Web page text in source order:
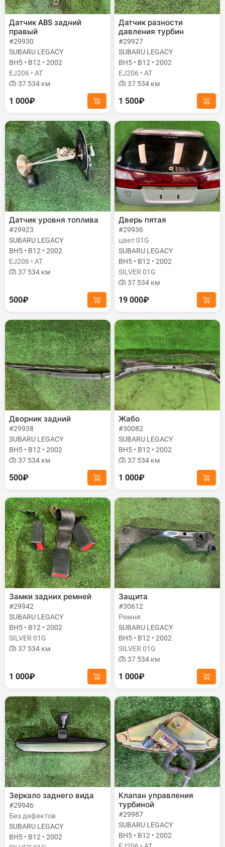
Датчик ABS задний
правый
#29930
SUBARU LEGACY
BH5 • B12 • 2002
EJ206 • AT
37 534 км
1 000₽
Датчик разности
давления турбин
#29927
SUBARU LEGACY
BH5 • B12 • 2002
EJ206 • AT
37 534 км
1 500₽
Датчик уровня топлива
#29923
SUBARU LEGACY
BH5 • B12 • 2002
EJ206 • AT
37 534 км
500₽
Дверь пятая
#29936
цвет 01G
SUBARU LEGACY
BH5 • B12 • 2002
SILVER 01G
37 534 км
19 000₽
Дворник задний
#29938
SUBARU LEGACY
BH5 • B12 • 2002
37 534 км
500₽
Жабо
#30082
SUBARU LEGACY
BH5 • B12 • 2002
37 534 км
1 000₽
Замки задних ремней
#29942
SUBARU LEGACY
BH5 • B12 • 2002
SILVER 01G
37 534 км
1 000₽
Защита
#30612
Ремня
SUBARU LEGACY
BH5 • B12 • 2002
SILVER 01G
37 534 км
1 000₽
Зеркало заднего вида
#29946
Без дефектов
SUBARU LEGACY
BH5 • B12 • 2002
Клапан управления
турбиной
#29987
SUBARU LEGACY
BH5 • B12 • 2002